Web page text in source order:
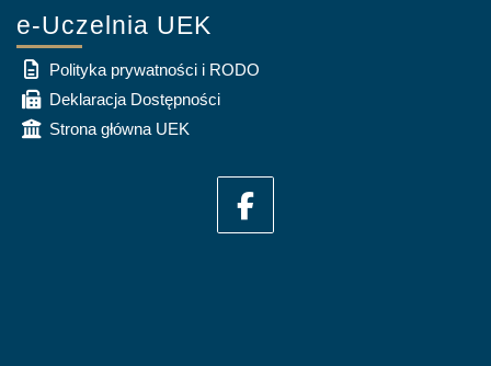
e-Uczelnia UEK
Polityka prywatności i RODO
Deklaracja Dostępności
Strona główna UEK